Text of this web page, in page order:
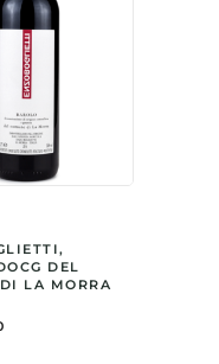
DEL
LA MORRA